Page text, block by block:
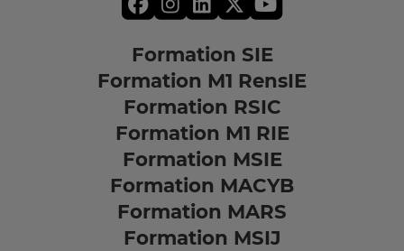
Formation SIE
Formation M1 RensIE
Formation RSIC
Formation M1 RIE
Formation MSIE
Formation MACYB
Formation MARS
Formation MSIJ